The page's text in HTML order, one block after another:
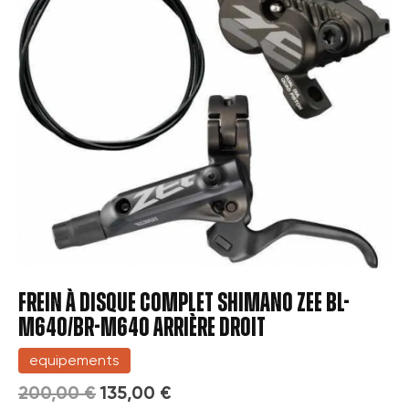
FREIN À DISQUE COMPLET SHIMANO ZEE BL-
M640/BR-M640 ARRIÈRE DROIT
equipements
200,00 €135,00 €